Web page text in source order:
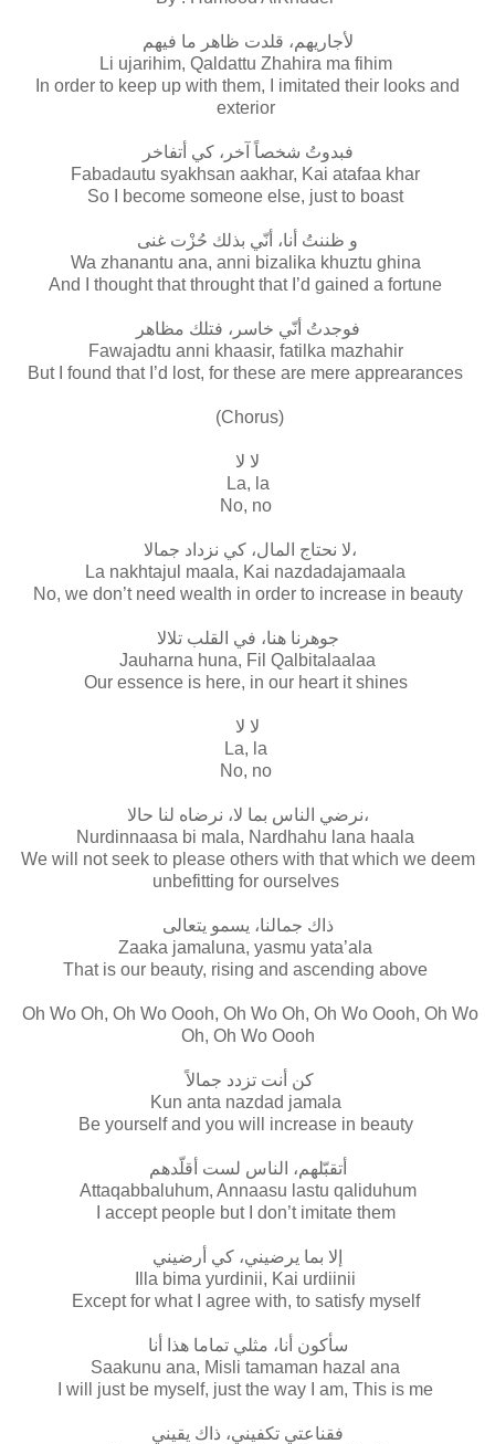
Li ujarihim, Qaldattu Zhahira ma fihim
In order to keep up with them, I imitated their looks and
exterior
Fabadautu syakhsan aakhar, Kai atafaa khar
So I become someone else, just to boast
Wa zhanantu ana, anni bizalika khuztu ghina
And I thought that throught that I’d gained a fortune
Fawajadtu anni khaasir, fatilka mazhahir
But I found that I’d lost, for these are mere apprearances
(Chorus)
La, la
No, no
لا نحتاج المال، كي نزداد جمالا،
La nakhtajul maala, Kai nazdadajamaala
No, we don’t need wealth in order to increase in beauty
Jauharna huna, Fil Qalbitalaalaa
Our essence is here, in our heart it shines
La, la
No, no
نرضي الناس بما لا، نرضاه لنا حالا،
Nurdinnaasa bi mala, Nardhahu lana haala
We will not seek to please others with that which we deem
unbefitting for ourselves
Zaaka jamaluna, yasmu yata’ala
That is our beauty, rising and ascending above
Oh Wo Oh, Oh Wo Oooh, Oh Wo Oh, Oh Wo Oooh, Oh Wo
Oh, Oh Wo Oooh
كن أنت تزدد جمالاً
Kun anta nazdad jamala
Be yourself and you will increase in beauty
Attaqabbaluhum, Annaasu lastu qaliduhum
I accept people but I don’t imitate them
Illa bima yurdinii, Kai urdiinii
Except for what I agree with, to satisfy myself
Saakunu ana, Misli tamaman hazal ana
I will just be myself, just the way I am, This is me